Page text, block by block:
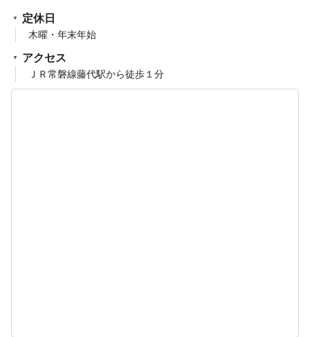
定休日
木曜・年末年始
アクセス
ＪＲ常磐線藤代駅から徒歩１分